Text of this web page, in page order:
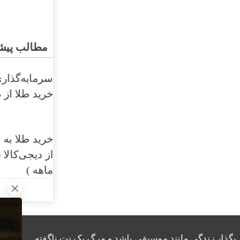
مطالب
خرید طلا از
خرید طلا
ماهه )